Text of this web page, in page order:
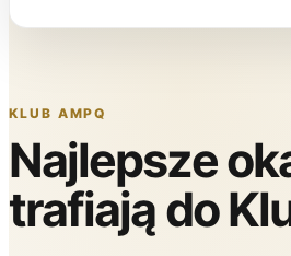
KLUB AMPQ
Najlepsze
trafiają do